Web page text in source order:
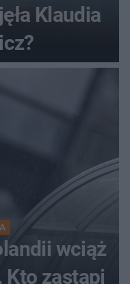
Klaudia
wciąż
Kto zastąpi